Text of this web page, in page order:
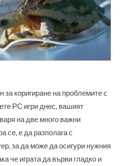
коригиране на проблемите с
РС игри днес, вашият
на две много важни
се, е да разполага с
за да може да осигури нужния
че играта да върви гладко и